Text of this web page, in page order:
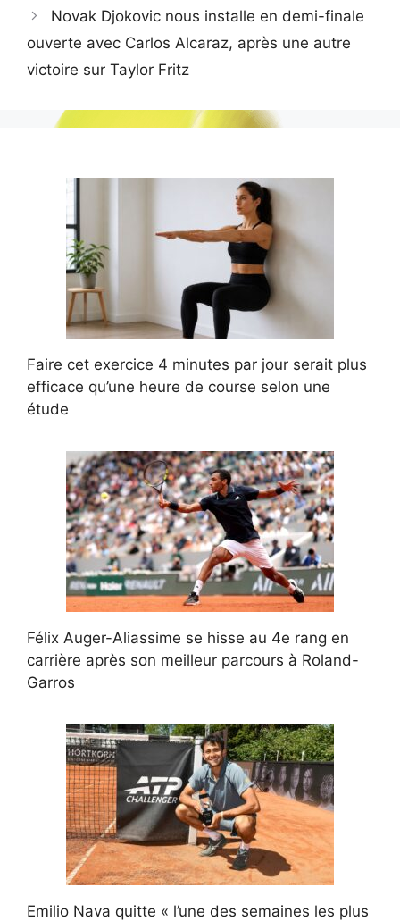
Novak Djokovic nous installe en demi-finale
ouverte avec Carlos Alcaraz, après une autre
victoire sur Taylor Fritz
Faire cet exercice 4 minutes par jour serait plus
efficace qu’une heure de course selon une
étude
Félix Auger-Aliassime se hisse au 4e rang en
carrière après son meilleur parcours à Roland-
Garros
Emilio Nava quitte « l’une des semaines les plus